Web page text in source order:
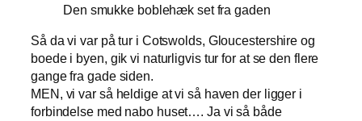
Den smukke boblehæk set fra gaden
Så da vi var på tur i Cotswolds, Gloucestershire og
boede i byen, gik vi naturligvis tur for at se den flere
gange fra gade siden.
MEN, vi var så heldige at vi så haven der ligger i
forbindelse med nabo huset…. Ja vi så både